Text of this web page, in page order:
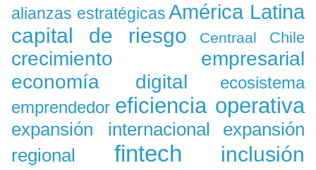
alianzas estratégicas América Latina
capital de riesgo Centraal Chile
crecimiento empresarial
economía digital
ecosistema
emprendedor eficiencia operativa
expansión internacional
expansión
regional
fintech
inclusión